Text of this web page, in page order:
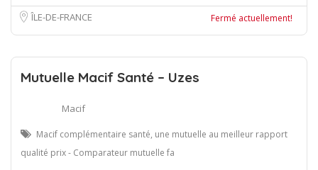
ÎLE-DE-FRANCE Fermé actuellement!
Mutuelle Macif Santé – Uzes
Macif
Macif complémentaire santé, une mutuelle au meilleur rapport
qualité prix - Comparateur mutuelle fa